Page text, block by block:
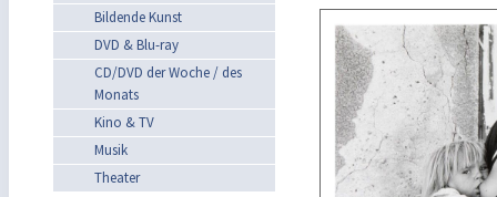
Bildende Kunst
DVD & Blu-ray
CD/DVD der Woche / des
Monats
Kino & TV
Musik
Theater